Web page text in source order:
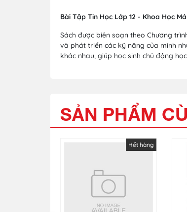
Bài Tập Tin Học Lớp 12 - Khoa Học
Sách được biên soạn theo Chương
và phát triển các kỹ năng của mình
khác nhau, giúp học sinh chủ động
SẢN PHẨM
Hết hàng